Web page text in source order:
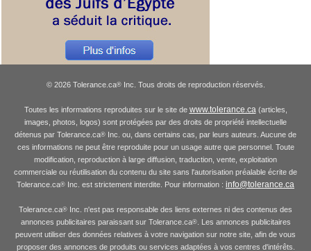
© 2026 Tolerance.ca®Inc. Tous droits de reproduction réservés.
Toutes les informations reproduites sur le site de www.tolerance.ca(articles,
images, photos, logos) sont protégées par des droits de propriété intellectuelle
détenus par Tolerance.ca® Inc. ou, dans certains cas, par leurs auteurs. Aucune de
ces informations ne peut être reproduite pour un usage autre que personnel. Toute
modification, reproduction à large diffusion, traduction, vente, exploitation
commerciale ou réutilisation du contenu du site sans l'autorisation préalable écrite de
Tolerance.ca® Inc. est strictement interdite. Pour information : info@tolerance.ca
Tolerance.ca® Inc. n'est pas responsable des liens externes ni des contenus des
annonces publicitaires paraissant sur Tolerance.ca®. Les annonces publicitaires
peuvent utiliser des données relatives à votre navigation sur notre site, afin de vous
proposer des annonces de produits ou services adaptées à vos centres d'intérêts.